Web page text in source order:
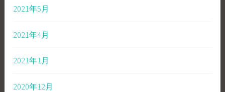
2021年5月
2021年4月
2021年1月
2020年12月